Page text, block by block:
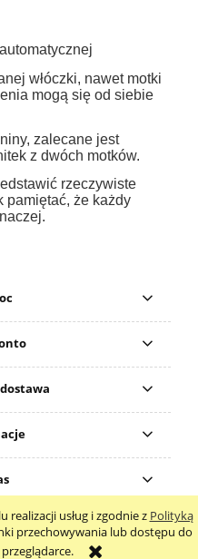
realizacji usług i zgodnie z Polityką
przechowywania lub dostępu do
włóczki, nawet motki
mogą się od siebie
zalecane jest
z dwóch motków.
rzeczywiste
pamiętać, że każdy
strony